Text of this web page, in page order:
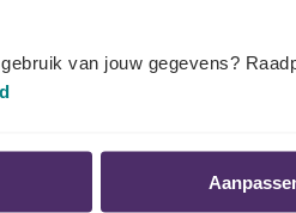
van jouw gegevens?
rollenspelen.